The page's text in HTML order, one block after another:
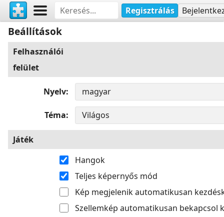
Regisztrálás
Beállítások
Felhasználói
felület
Nyelv
Téma
Játék
Hangok
Teljes képernyős mód
Kép megjelenik automatikusan
Szellemkép automatikusan bekapcsol